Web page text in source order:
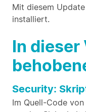
Mit diesem
installiert.
In dieser
Security:
Im Quell-Code